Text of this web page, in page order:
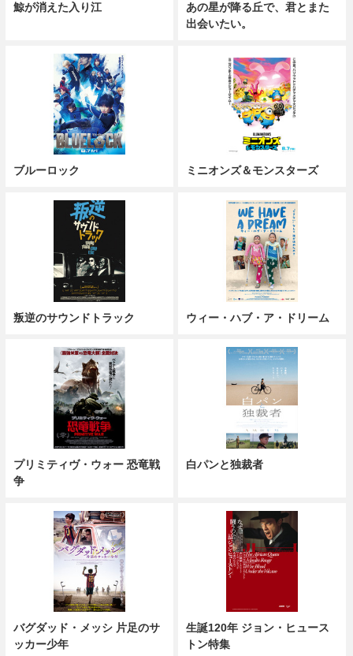
鯨が消えた入り江
あの星が降る丘で、君とまた
出会いたい。
ブルーロック ミニオンズ＆モンスターズ
叛逆のサウンドトラック ウィー・ハブ・ア・ドリーム
プリミティヴ・ウォー 恐竜戦
争
白パンと独裁者
バグダッド・メッシ 片足のサ
ッカー少年
生誕120年 ジョン・ヒュース
トン特集